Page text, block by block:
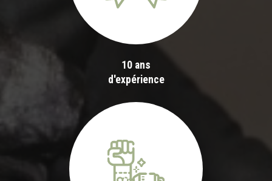
10 ans
d'expérience